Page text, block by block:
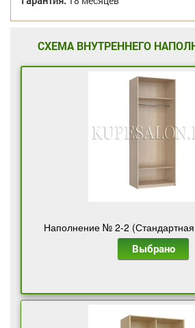
СХЕМА ВНУТРЕННЕГО
Наполнение № 2-2 (Стандартная
Выбрано